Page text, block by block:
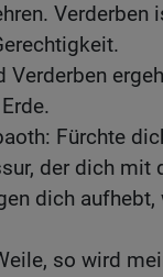
Verderben
Verderben
Fürchte
der dich mit
dich aufhebt,
so wird